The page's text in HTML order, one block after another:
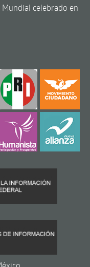
Mundial celebrado en